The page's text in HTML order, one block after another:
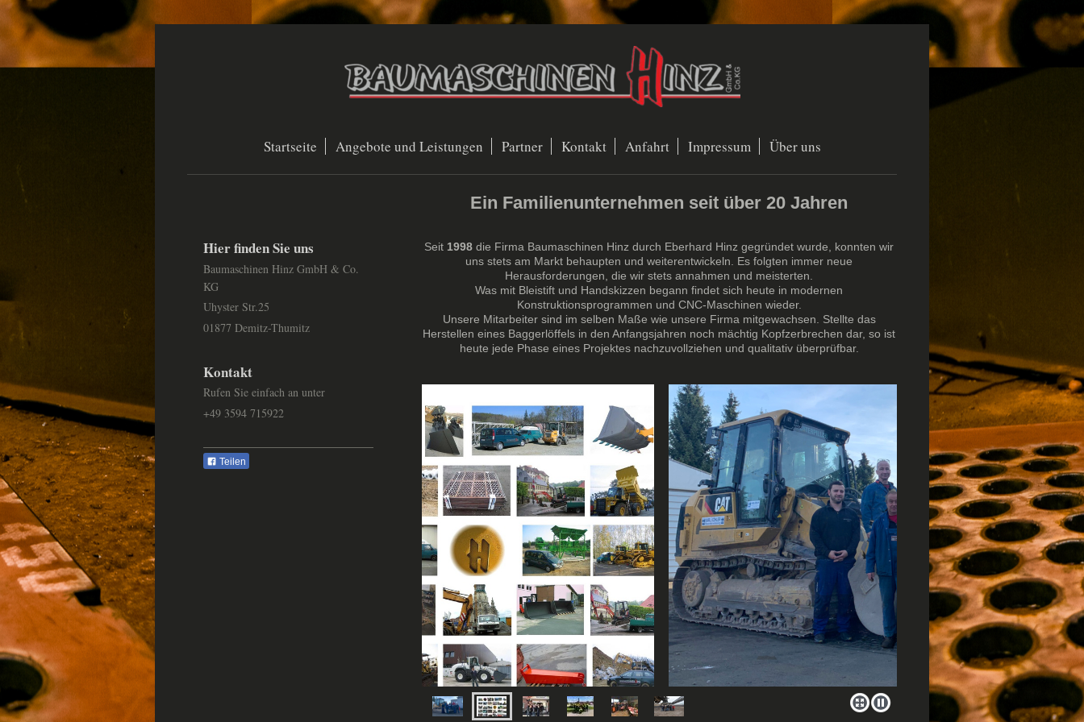
Startseite Angebote und Leistungen Partner Kontakt Anfahrt Impressum Über uns
Ein Familienunternehmen seit über 20 Jahren
Seit 1998 die Firma Baumaschinen Hinz durch Eberhard Hinz gegründet wurde, konnten wir
uns stets am Markt behaupten und weiterentwickeln. Es folgten immer neue
Herausforderungen, die wir stets annahmen und meisterten.
Was mit Bleistift und Handskizzen begann findet sich heute in modernen
Konstruktionsprogrammen und CNC-Maschinen wieder.
Unsere Mitarbeiter sind im selben Maße wie unsere Firma mitgewachsen. Stellte das
Herstellen eines Baggerlöffels in den Anfangsjahren noch mächtig Kopfzerbrechen dar, so ist
heute jede Phase eines Projektes nachzuvollziehen und qualitativ überprüfbar.
Hier finden Sie uns
Baumaschinen Hinz GmbH & Co.
KG
Uhyster Str.25
01877 Demitz-Thumitz
Kontakt
Rufen Sie einfach an unter
+49 3594 715922
Teilen